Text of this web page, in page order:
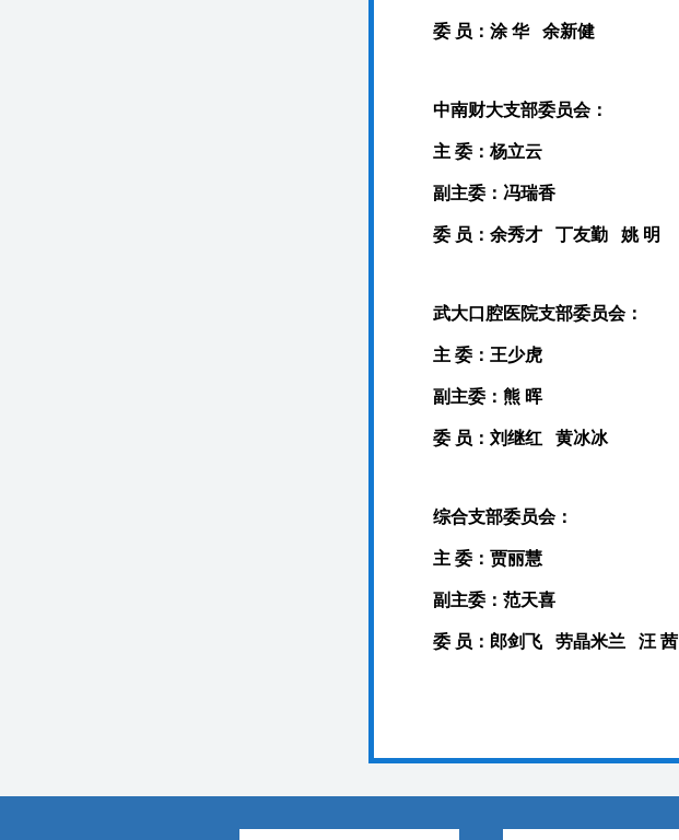
委 员：涂 华 余新健
中南财大支部委员会：
主 委：杨立云
副主委：冯瑞香
委 员：余秀才 丁友勤 姚 明
武大口腔医院支部委员会：
主 委：王少虎
副主委：熊 晖
委 员：刘继红 黄冰冰
综合支部委员会：
主 委：贾丽慧
副主委：范天喜
委 员：郎剑飞 劳晶米兰 汪 茜